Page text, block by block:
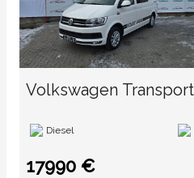
Diesel
17990 €